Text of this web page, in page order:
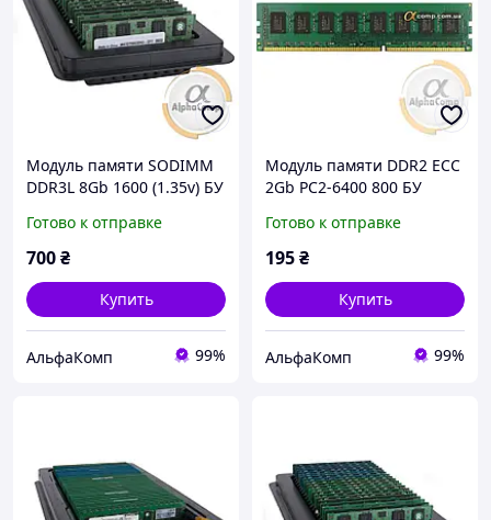
Модуль памяти SODIMM
DDR3L 8Gb 1600 (1.35v) БУ
Готово к отправке
700₴
Купить
АльфаКомп 99%
Модуль памяти DDR2 ECC
2Gb PC2-6400 800 БУ
Готово к отправке
195₴
Купить
АльфаКомп 99%